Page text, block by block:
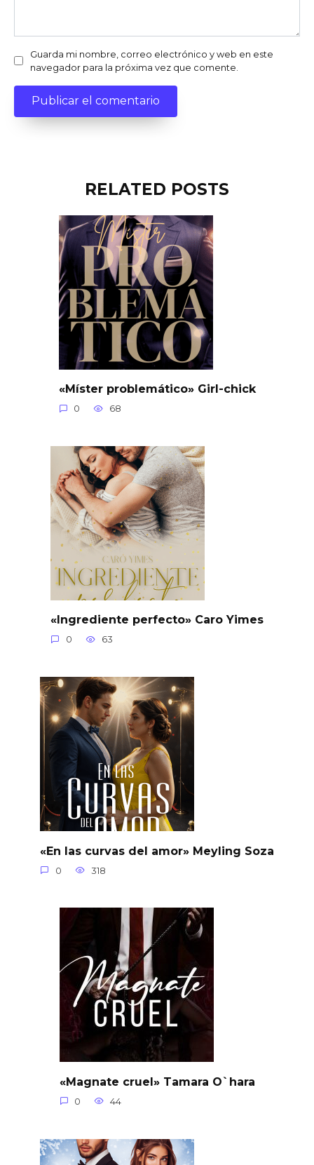
Guarda mi nombre, correo electrónico y web en este
navegador para la próxima vez que comente.
RELATED POSTS
«Míster problemático» Girl-chick
0 68
«Ingrediente perfecto» Caro Yimes
0 63
«En las curvas del amor» Meyling Soza
0 318
«Magnate cruel» Tamara O`hara
0 44